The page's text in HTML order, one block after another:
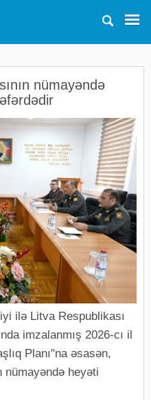
nümayəndə
ilə Litva Respublikası
imzalanmış 2026-cı il
Planı"na əsasən,
nümayəndə heyəti